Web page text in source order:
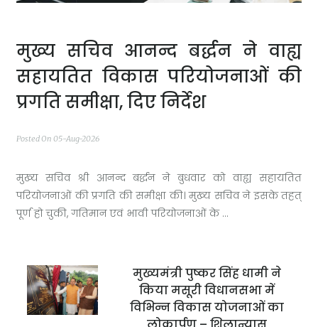
मुख्य सचिव आनन्द बर्द्धन ने वाह्य
सहायतित विकास परियोजनाओं की
प्रगति समीक्षा, दिए निर्देश
Posted On 05-Aug-2026
मुख्य सचिव श्री आनन्द बर्द्धन ने बुधवार को वाह्य सहायतित
परियोजनाओं की प्रगति की समीक्षा की। मुख्य सचिव ने इसके तहत्
पूर्ण हो चुकी, गतिमान एवं भावी परियोजनाओं के ...
मुख्यमंत्री पुष्कर सिंह धामी ने
किया मसूरी विधानसभा में
विभिन्न विकास योजनाओं का